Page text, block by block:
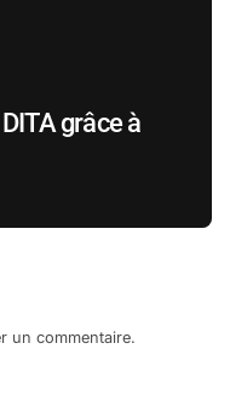
grâce à
un commentaire.